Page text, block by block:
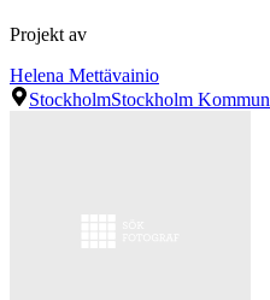
Projekt av
Helena Mettävainio
StockholmStockholm Kommun